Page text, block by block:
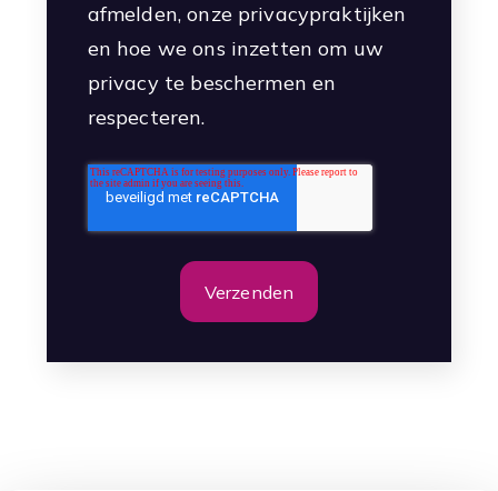
afmelden, onze privacypraktijken
en hoe we ons inzetten om uw
privacy te beschermen en
respecteren.